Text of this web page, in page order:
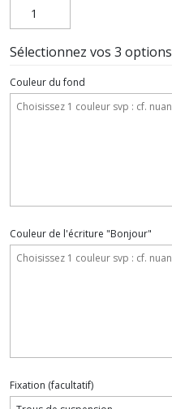
Sélectionnez vos 3 options
Couleur du fond
Couleur de l'écriture "Bonjour"
Fixation (facultatif)